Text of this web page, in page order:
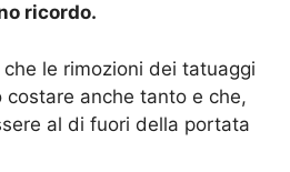
ricordo.
le rimozioni dei tatuaggi
costare anche tanto e che,
al di fuori della portata